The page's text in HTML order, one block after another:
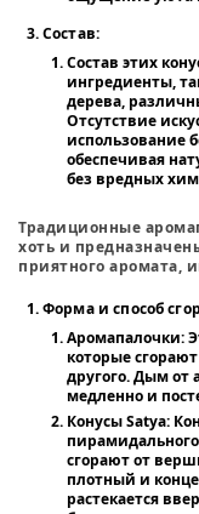
Состав:
Состав этих
ингредиенты,
дерева,
Отсутствие
использование
обеспечивая
без вредных
Традиционные
хоть и
приятного аромата,
Форма и способ
Аромапалочки:
которые
другого. Дым от
медленно и
Конусы Satya:
сгорают от
плотный и
растекается